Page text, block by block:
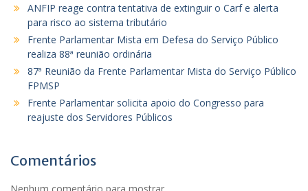
ANFIP reage contra tentativa de extinguir o Carf e alerta
para risco ao sistema tributário
Frente Parlamentar Mista em Defesa do Serviço Público
realiza 88ª reunião ordinária
87ª Reunião da Frente Parlamentar Mista do Serviço Público
FPMSP
Frente Parlamentar solicita apoio do Congresso para
reajuste dos Servidores Públicos
Comentários